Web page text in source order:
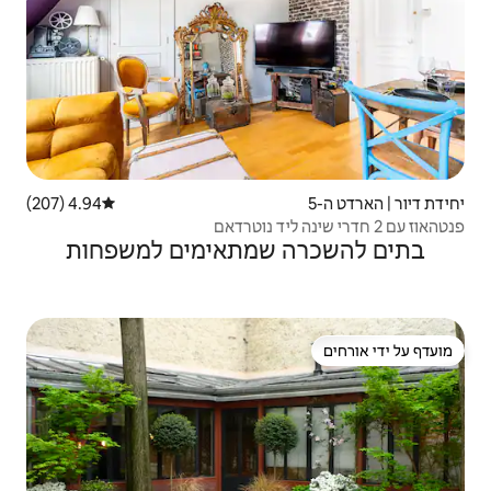
דירוג ממוצע של 4.94 מתוך 5, 207 ביקורות
4.94 (207)
למשפחות